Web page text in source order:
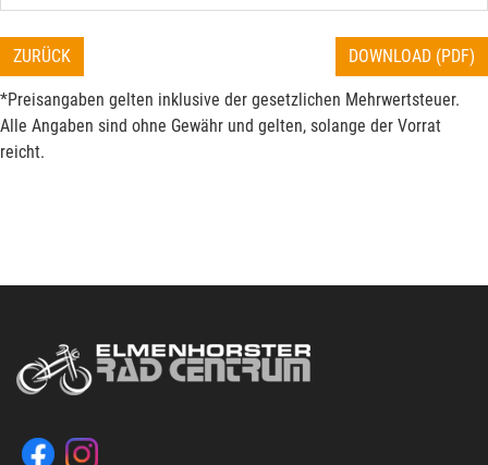
ZURÜCK DOWNLOAD (PDF)
*Preisangaben gelten inklusive der gesetzlichen Mehrwertsteuer.
Alle Angaben sind ohne Gewähr und gelten, solange der Vorrat
reicht.